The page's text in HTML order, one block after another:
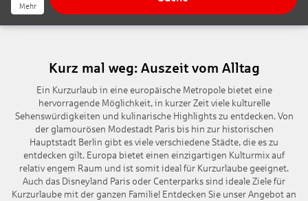
Mehr
Kurz mal weg: Auszeit vom Alltag
Ein Kurzurlaub in eine europäische Metropole bietet eine
hervorragende Möglichkeit, in kurzer Zeit viele kulturelle
Sehenswürdigkeiten und kulinarische Highlights zu entdecken. Von
der glamourösen Modestadt Paris bis hin zur historischen
Hauptstadt Berlin gibt es viele verschiedene Städte, die es zu
entdecken gilt. Europa bietet einen einzigartigen Kulturmix auf
relativ engem Raum und ist somit ideal für Kurzurlaube geeignet.
Auch das Disneyland Paris oder Centerparks sind ideale Ziele für
Kurzurlaube mit der ganzen Familie! Entdecken Sie unser Angebot an